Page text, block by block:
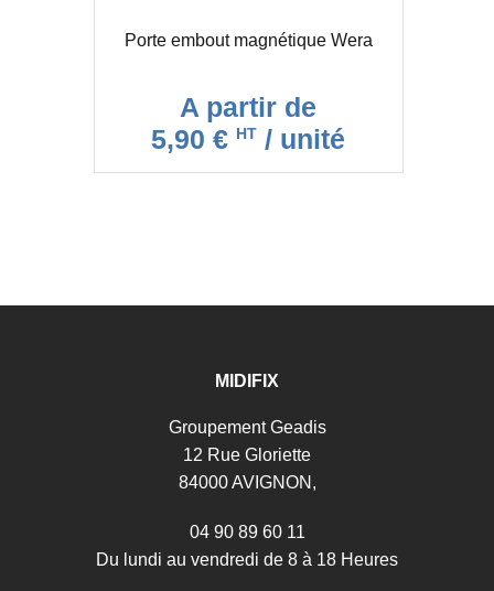
Porte embout magnétique Wera
A partir de
5,90 € HT / unité
MIDIFIX
Groupement Geadis
12 Rue Gloriette
84000 AVIGNON,
04 90 89 60 11
Du lundi au vendredi de 8 à 18 Heures